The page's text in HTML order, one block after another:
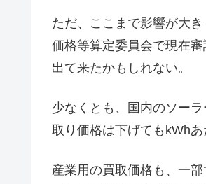
ただ、ここまで影響が大
価格等算定委員会で現在
出て来たかもしれない。
少なくとも、国内のソー
取り価格は下げてもkWh
産業用の買取価格も、一